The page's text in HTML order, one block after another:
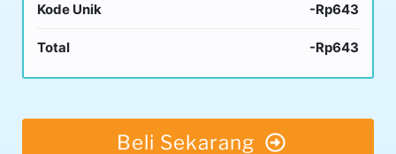
Kode Unik -Rp643
Total -Rp643
Beli Sekarang